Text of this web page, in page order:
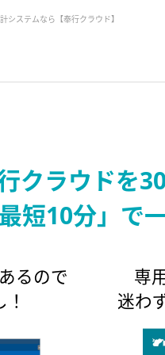
システムなら【奉行クラウド】
クラウドを
最短10分」で
るので
専
迷わ